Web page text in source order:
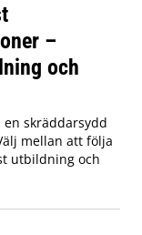
–
och
skräddarsydd
mellan att följa
utbildning och